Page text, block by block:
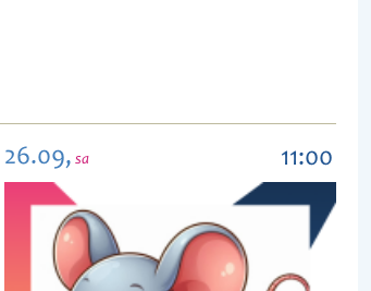
26.09, sa 11:00